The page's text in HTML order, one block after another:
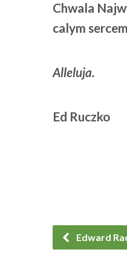
Chwala
calym
Alleluja.
Ed Ruczko
Edward